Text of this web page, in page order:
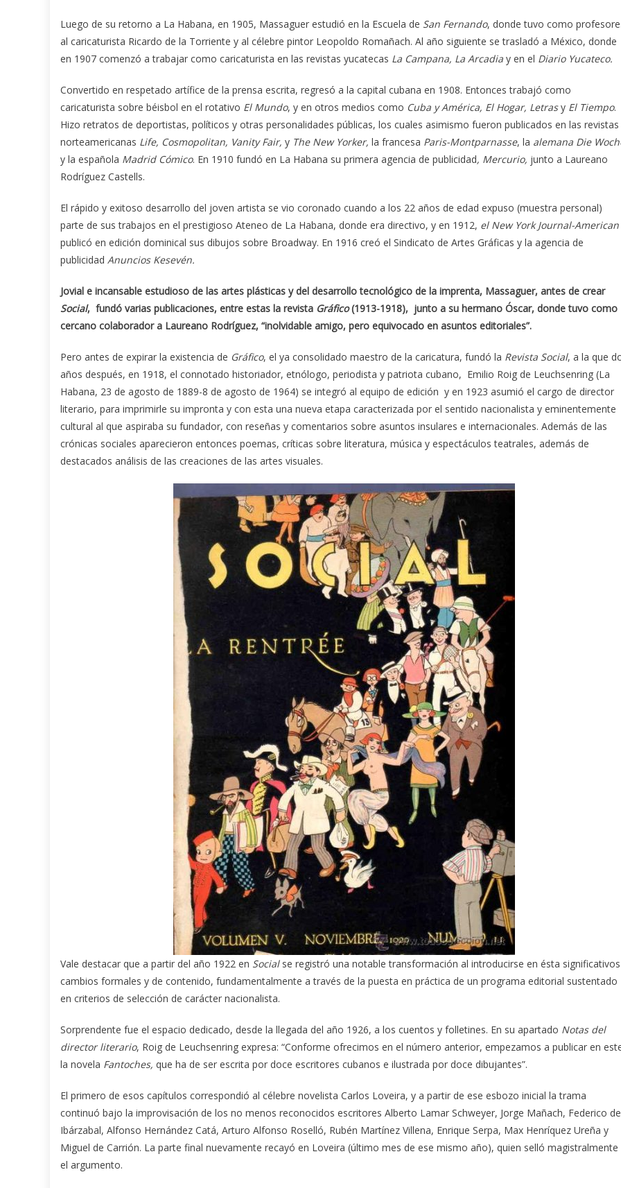
Luego de su retorno a La Habana, en 1905, Massaguer estudió en la Escuela de San Fernando, donde tuvo como
al caricaturista Ricardo de la Torriente y al célebre pintor Leopoldo Romañach. Al año siguiente se trasladó a México, donde
en 1907 comenzó a trabajar como caricaturista en las revistas yucatecas La Campana, La Arcadia y en el Diario Yucateco.
Convertido en respetado artífice de la prensa escrita, regresó a la capital cubana en 1908. Entonces trabajó como
caricaturista sobre béisbol en el rotativo El Mundo, y en otros medios como Cuba y América, El Hogar, Letrasy El Tiempo.
Hizo retratos de deportistas, políticos y otras personalidades públicas, los cuales asimismo fueron publicados en las revistas
norteamericanas Life, Cosmopolitan, Vanity Fair, y The New Yorker, la francesa Paris-Montparnasse, la alemana Die
y la española Madrid Cómico. En 1910 fundó en La Habana su primera agencia de publicidad, Mercurio, junto a Laureano
Rodríguez Castells.
El rápido y exitoso desarrollo del joven artista se vio coronado cuando a los 22 años de edad expuso (muestra personal)
parte de sus trabajos en el prestigioso Ateneo de La Habana, donde era directivo, y en 1912, el New York Journal-American
publicó en edición dominical sus dibujos sobre Broadway. En 1916 creó el Sindicato de Artes Gráficas y la agencia de
publicidad Anuncios Kesevén.
Jovial e incansable estudioso de las artes plásticas y del desarrollo tecnológico de la imprenta, Massaguer, antes de crear
Social, fundó varias publicaciones, entre estas la revista Gráfico(1913-1918), junto a su hermano Óscar, donde tuvo como
cercano colaborador a Laureano Rodríguez, “inolvidable amigo, pero equivocado en asuntos editoriales”.
Pero antes de expirar la existencia de Gráfico, el ya consolidado maestro de la caricatura, fundó la Revista Social, a la que
años después, en 1918, el connotado historiador, etnólogo, periodista y patriota cubano, Emilio Roig de Leuchsenring (La
Habana, 23 de agosto de 1889-8 de agosto de 1964) se integró al equipo de edición y en 1923 asumió el cargo de director
literario, para imprimirle su impronta y con esta una nueva etapa caracterizada por el sentido nacionalista y eminentemente
cultural al que aspiraba su fundador, con reseñas y comentarios sobre asuntos insulares e internacionales. Además de las
crónicas sociales aparecieron entonces poemas, críticas sobre literatura, música y espectáculos teatrales, además de
destacados análisis de las creaciones de las artes visuales.
Vale destacar que a partir del año 1922 en Socialse registró una notable transformación al introducirse en ésta significativos
cambios formales y de contenido, fundamentalmente a través de la puesta en práctica de un programa editorial sustentado
en criterios de selección de carácter nacionalista.
Sorprendente fue el espacio dedicado, desde la llegada del año 1926, a los cuentos y folletines. En su apartado Notas del
director literario, Roig de Leuchsenring expresa: “Conforme ofrecimos en el número anterior, empezamos a publicar en
la novela Fantoches, que ha de ser escrita por doce escritores cubanos e ilustrada por doce dibujantes”.
El primero de esos capítulos correspondió al célebre novelista Carlos Loveira, y a partir de ese esbozo inicial la trama
continuó bajo la improvisación de los no menos reconocidos escritores Alberto Lamar Schweyer, Jorge Mañach, Federico de
Ibárzabal, Alfonso Hernández Catá, Arturo Alfonso Roselló, Rubén Martínez Villena, Enrique Serpa, Max Henríquez Ureña y
Miguel de Carrión. La parte final nuevamente recayó en Loveira (último mes de ese mismo año), quien selló magistralmente
el argumento.